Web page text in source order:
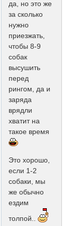
да, но это же
за сколько
нужно
приезжать,
чтобы 8-9
собак
высушить
перед
рингом, да и
заряда
врядли
хватит на
такое время
Это хорошо,
если 1-2
собаки, мы
же обычно
ездим
толпой..